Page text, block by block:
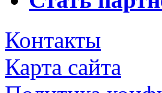
Контакты
Карта сайта